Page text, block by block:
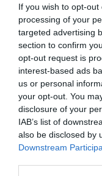
If you wish to opt-
processing of your
targeted advertising
section to confirm
opt-out request is
interest-based ads
us or personal
your opt-out. You
disclosure of your
IAB’s list of
also be disclosed by
Downstream
Συνάντηση
Παρασκευή
30.07.2026 | 23:36